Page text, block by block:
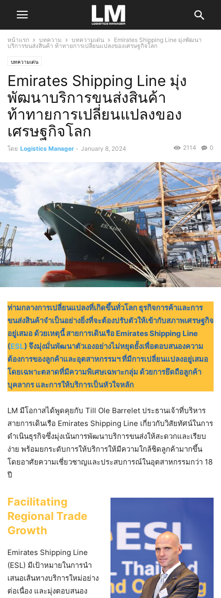
หน้าแรก บทความ บทความเด่น
Emirates Shipping Line มุ่งพัฒนา
บริการขนส่งสินค้า ท้าทายการเปลี่ยนแปลงของเศรษฐกิจโลก
บทความเด่น
Emirates Shipping Line มุ่ง
พัฒนาบริการขนส่งสินค้า
ท้าทายการเปลี่ยนแปลงของ
เศรษฐกิจโลก
โดย Logistics Manager - January 8, 2024 0
2114
ท่ามกลางการเปลี่ยนแปลงที่เกิดขึ้นทั่วโลก ธุรกิจการค้าและการ
ขนส่งสินค้าจำเป็นอย่างยิ่งที่จะต้องปรับตัวให้เข้ากับสภาพเศรษฐกิจ
อยู่เสมอ ด้วยเหตุนี้ สายการเดินเรือ Emirates Shipping Line
(ESL) จึงมุ่งมั่นพัฒนาตัวเองอย่างไม่หยุดยั้งเพื่อตอบสนองความ
ต้องการของลูกค้าและอุตสาหกรรมฯ ที่มีการเปลี่ยนแปลงอยู่เสมอ
โดยเฉพาะตลาดที่มีความพิเศษเฉพาะกลุ่ม ด้วยการยึดถือลูกค้า
บุคลากร และการให้บริการเป็นหัวใจหลัก
LM มีโอกาสได้พูดคุยกับ Till Ole Barrelet ประธานเจ้าที่บริหาร
สายการเดินเรือ Emirates Shipping Line เกี่ยวกับวิสัยทัศน์ในการ
ดำเนินธุรกิจซึ่งมุ่งเน้นการพัฒนาบริการขนส่งให้สะดวกและเรียบ
ง่าย พร้อมยกระดับการให้บริการให้มีความใกล้ชิดลูกค้ามากขึ้น
โดยอาศัยความเชี่ยวชาญและประสบการณ์ในอุตสาหกรรมกว่า 18
ปี
Facilitating
Regional Trade
Growth
Emirates Shipping Line
(ESL) มีเป้าหมายในการนำ
เสนอเส้นทางบริการใหม่อย่าง
ต่อเนื่อง และมุ่งตอบสนอง